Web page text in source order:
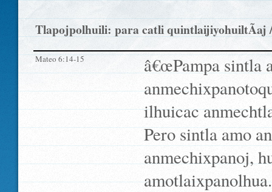
Tlapojpolhuili: para catli quintlaijiyohuiltÃ­aj
Mateo 6:14-15
â€œPampa sintla
ilhuicac
Pero sintla amo
anmechixpanoj,
amotlaixpanolhua.